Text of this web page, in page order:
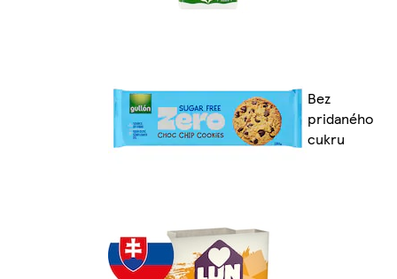
Bez
pridaného
cukru